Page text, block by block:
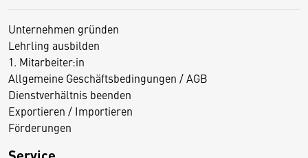
Unternehmen gründen
Lehrling ausbilden
1. Mitarbeiter:in
Allgemeine Geschäftsbedingungen / AGB
Dienstverhältnis beenden
Exportieren / Importieren
Förderungen